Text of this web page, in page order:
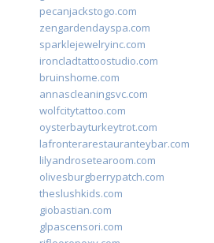
pecanjackstogo.com
zengardendayspa.com
sparklejewelryinc.com
ironcladtattoostudio.com
bruinshome.com
annascleaningsvc.com
wolfcitytattoo.com
oysterbayturkeytrot.com
lafronterarestauranteybar.com
lilyandrosetearoom.com
olivesburgberrypatch.com
theslushkids.com
giobastian.com
glpascensori.com